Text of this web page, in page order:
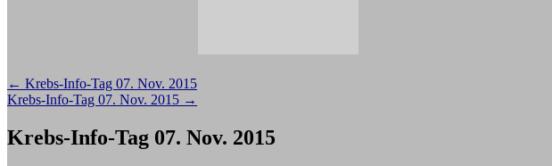
Beitragsnavigation
← Krebs-Info-Tag 07. Nov. 2015
Krebs-Info-Tag 07. Nov. 2015 →
Krebs-Info-Tag 07. Nov. 2015